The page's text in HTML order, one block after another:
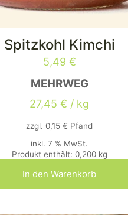
Spitzkohl Kimchi
5,49 €
MEHRWEG
27,45 € / kg
zzgl. 0,15 € Pfand
inkl. 7 % MwSt.
Produkt enthält: 0,200 kg
In den Warenkorb